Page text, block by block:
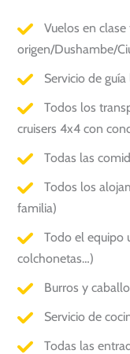
Vuelos en
origen/Dushambe/
Servicio de
Todos los
cruisers 4x4 con
Todas las
Todos los
familia)
Todo el equipo
colchonetas…)
Burros y
Servicio de
Todas las